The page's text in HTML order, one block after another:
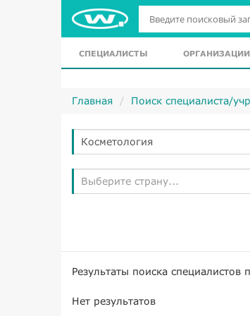
СПЕЦИАЛИСТЫ ОРГАНИЗАЦИИ
Главная Поиск специалиста/
Косметология
Выберите страну...
Результаты поиска
Нет результатов